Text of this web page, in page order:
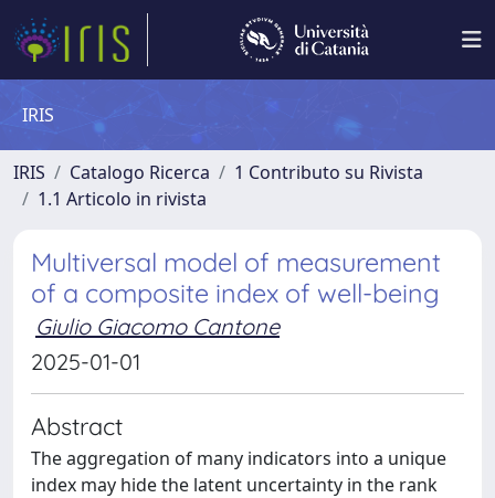
IRIS
IRIS Catalogo Ricerca
1 Contributo su Rivista
1.1 Articolo in rivista
Multiversal model of measurement
of a composite index of well-being
Giulio Giacomo Cantone
2025-01-01
Abstract
The aggregation of many indicators into a unique
index may hide the latent uncertainty in the rank